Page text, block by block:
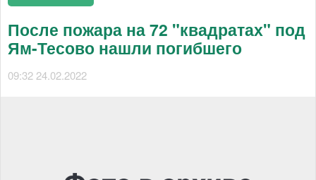
После пожара на 72 "квадратах" под
Ям-Тесово нашли погибшего
09:32 24.02.2022